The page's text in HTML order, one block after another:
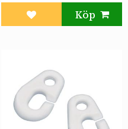
Lägg till i favoriter